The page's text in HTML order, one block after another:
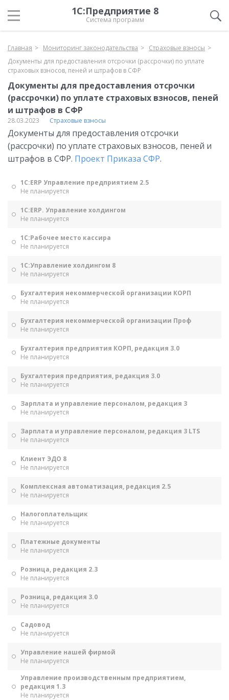
1С:Предприятие 8
Система программ
Главная Мониторинг законодательства
Страховые взносы
Документы для предоставления отсрочки (рассрочки) по уплате
страховых взносов, пеней и штрафов в СФР
Документы для предоставления отсрочки
(рассрочки) по уплате страховых взносов, пеней
и штрафов в СФР
28.03.2023 Страховые взносы
Документы для предоставления отсрочки
(рассрочки) по уплате страховых взносов, пеней и
штрафов в СФР. Проект Приказа СФР.
1С:ERP Управление предприятием 2.5
Не планируется
1С:ERP. Управление холдингом
Не планируется
1С:Рабочее место кассира
Не планируется
1С:Управление холдингом 8
Не планируется
Бухгалтерия некоммерческой организации КОРП
Не планируется
Бухгалтерия некоммерческой организации Проф
Не планируется
Бухгалтерия предприятия КОРП, редакция 3.0
Не планируется
Бухгалтерия предприятия, редакция 3.0
Не планируется
Зарплата и управление персоналом, редакция 3
Не планируется
Зарплата и управление персоналом, редакция 3 LTS
Не планируется
Клиент ЭДО 8
Не планируется
Комплексная автоматизация, редакция 2.5
Не планируется
Налогоплательщик
Не планируется
Платежные документы
Не планируется
Розница, редакция 2.3
Не планируется
Розница, редакция 3.0
Не планируется
Садовод
Не планируется
Управление нашей фирмой
Не планируется
Управление производственным предприятием,
редакция 1.3
Не планируется